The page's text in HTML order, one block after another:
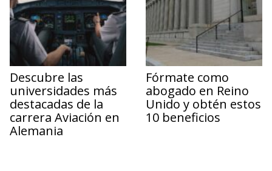
Descubre las
universidades más
destacadas de la
carrera Aviación en
Alemania
Fórmate como
abogado en Reino
Unido y obtén estos
10 beneficios